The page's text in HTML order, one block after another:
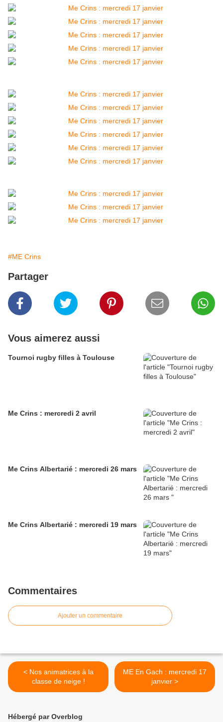
#ME Crins
Partager
Vous aimerez aussi
Tournoi rugby filles à Toulouse
Me Crins : mercredi 2 avril
Me Crins Albertarié : mercredi 26 mars
Me Crins Albertarié : mercredi 19 mars
Commentaires
Ajouter un commentaire
< Nos animatrices à la
classe de neige !
ME En Gach : mercredi 17
janvier >
Hébergé par Overblog